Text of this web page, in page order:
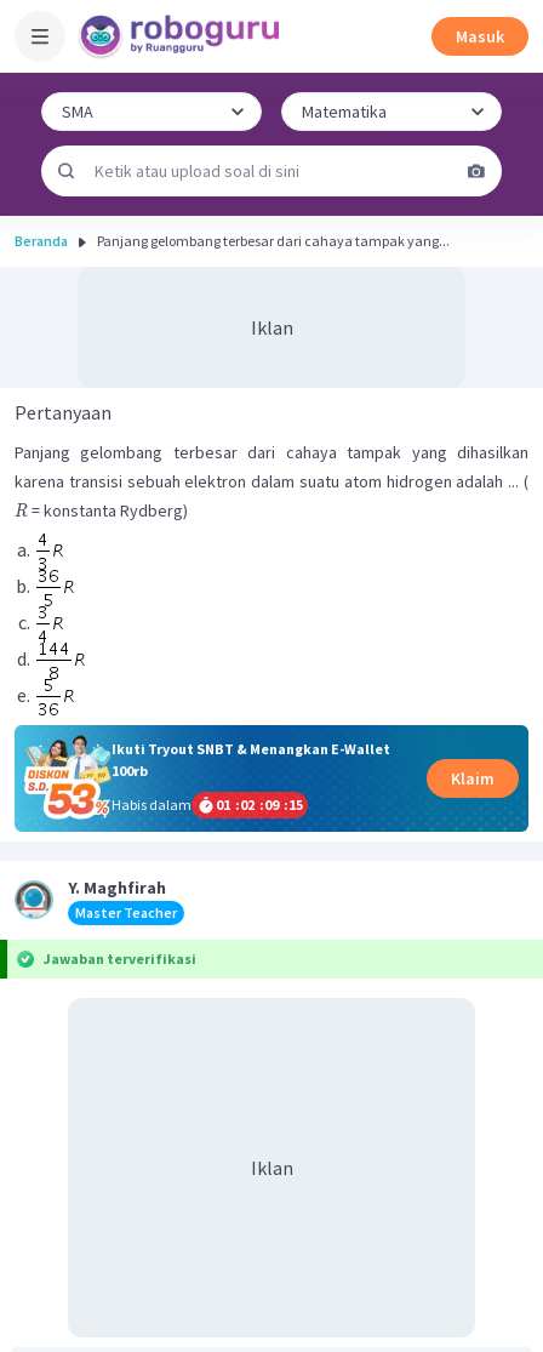
Masuk
Beranda Panjang gelombang terbesar dari cahaya tampak yang...
Iklan
Pertanyaan
Panjang gelombang terbesar dari cahaya tampak yang dihasilkan
karena transisi sebuah elektron dalam suatu atom hidrogen adalah ... (
R = konstanta Rydberg)
Ikuti Tryout SNBT & Menangkan E-Wallet
100rb
Habis dalam
01 :02 :09 :15
Klaim
Y. Maghfirah
Master Teacher
Jawaban terverifikasi
Iklan